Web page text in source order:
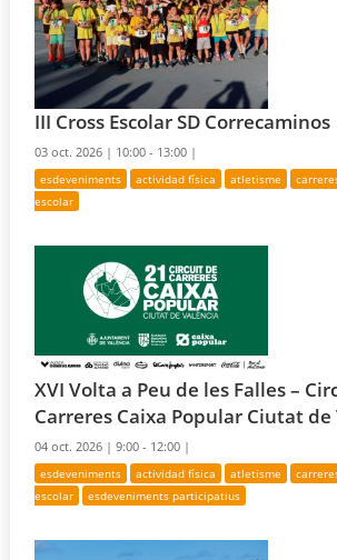
III Cross Escolar SD Correcaminos
03 oct. 2026 | 10:00 - 13:00 |
esdeveniments actividad física atletisme
escolar
XVI Volta a Peu de les Falles –
Carreres Caixa Popular Ciutat de
04 oct. 2026 |9:00 - 12:00 |
esdeveniments actividad física atletisme
escolar
esdeveniments participatius